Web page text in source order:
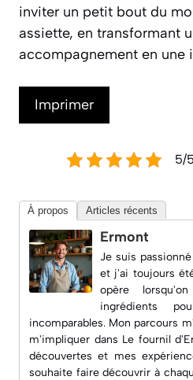
inviter un petit bout du
assiette, en transformant
accompagnement en une
Imprimer
5/
À propos Articles récents
Ermont
Je suis
et j'ai toujours
opère
ingrédients
incomparables. Mon parcours
m'impliquer dans Le fournil
découvertes et mes
souhaite faire découvrir à